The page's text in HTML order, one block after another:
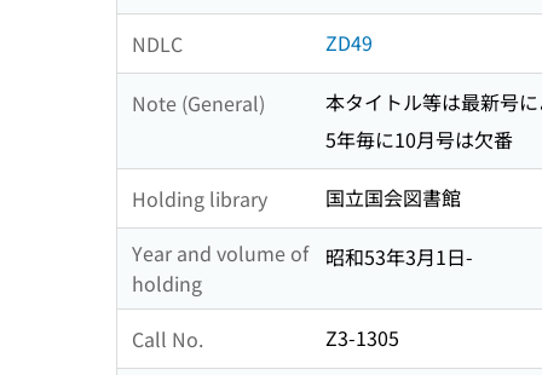
NDLC ZD49
Note (General)
本タイトル等は最新号
5年毎に10月号は欠番
Holding library
国立国会図書館
Year and volume of
holding
昭和53年3月1日-
Call No. Z3-1305